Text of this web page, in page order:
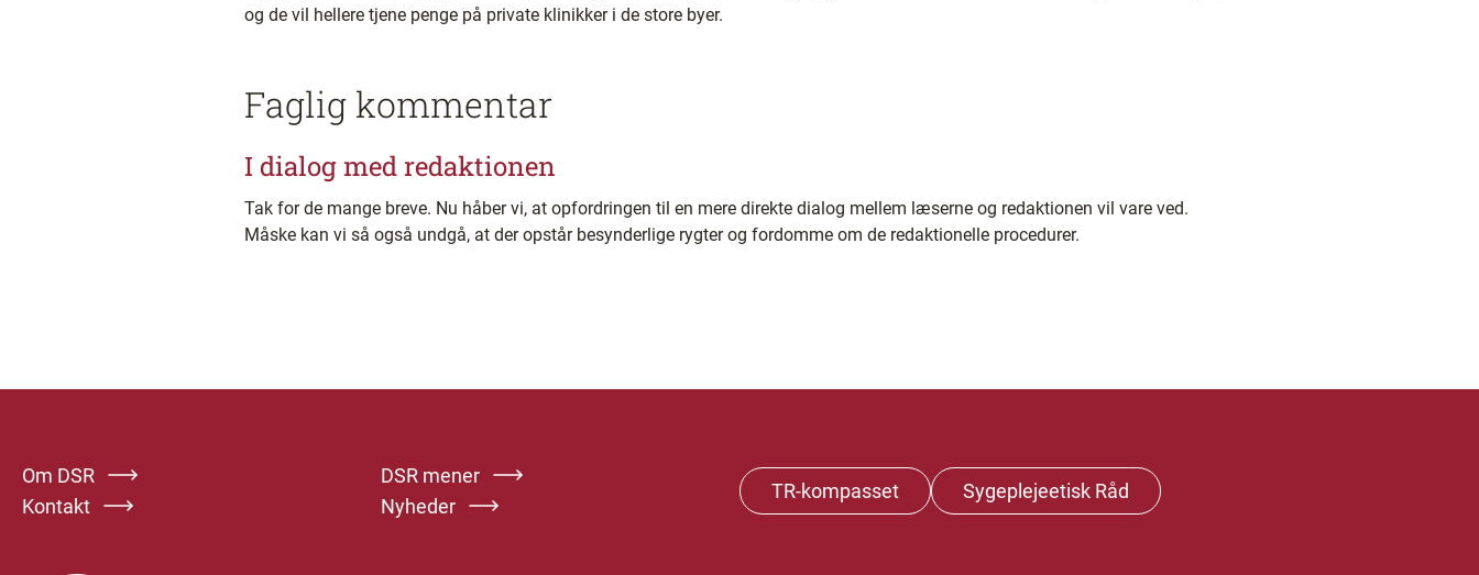
og de vil hellere tjene penge på private klinikker i de store byer.
Faglig kommentar
I dialog med redaktionen
Tak for de mange breve. Nu håber vi, at opfordringen til en mere direkte dialog mellem læserne og redaktionen vil vare ved.
Måske kan vi så også undgå, at der opstår besynderlige rygter og fordomme om de redaktionelle procedurer.
Om DSR
DSR mener
Kontakt
Nyheder
TR-kompasset Sygeplejeetisk Råd